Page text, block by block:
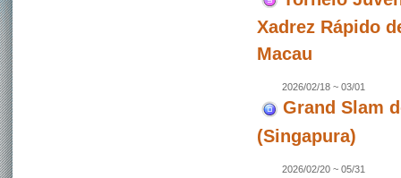
Xadrez Rápido
Macau
2026/02/18 ~ 03/01
Grand Slam
(Singapura)
2026/02/20 ~ 05/31